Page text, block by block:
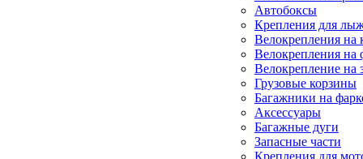
Автобоксы
Крепления для
Велокрепления
Велокрепления на
Велокрепление на
Грузовые корзины
Багажники на
Аксессуары
Багажные дуги
Запасные части
Крепления для